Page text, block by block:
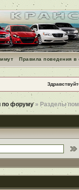
Правила поведения
по форуму» Разделы